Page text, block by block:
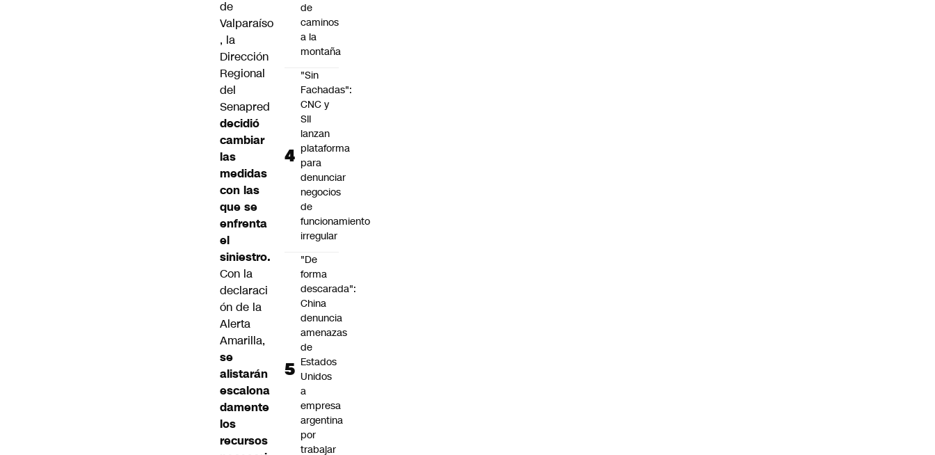
de
Valparaíso
, la
Dirección
Regional
del
Senapred
decidió
cambiar
las
medidas
con las
que se
enfrenta
el
siniestro.
Con la
declaraci
ón de la
Alerta
Amarilla,
se
alistarán
escalona
damente
los
recursos
de
caminos
a la
montaña
"Sin
Fachadas":
CNC y
SII
lanzan
plataforma
para
denunciar
negocios
de
funcionamiento
irregular
"De
forma
descarada":
China
denuncia
amenazas
de
Estados
Unidos
a
empresa
argentina
por
trabajar